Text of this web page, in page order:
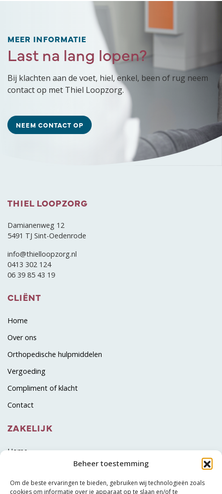
Beheer toestemming
Om de beste ervaringen te bieden, gebruiken wij technologieën zoals
cookies om informatie over je apparaat op te slaan en/of te
MEER INFORMATIE
Last na lang lopen?
Bij klachten aan de voet, hiel, enkel, been of rug neem
contact op met Thiel Loopzorg.
NEEM CONTACT OP
THIEL LOOPZORG
Damianenweg 12
5491 TJ Sint-Oedenrode
info@thielloopzorg.nl
0413 302 124
06 39 85 43 19
CLIËNT
Home
Over ons
Orthopedische hulpmiddelen
Vergoeding
Compliment of klacht
Contact
ZAKELIJK
Home
Diensten